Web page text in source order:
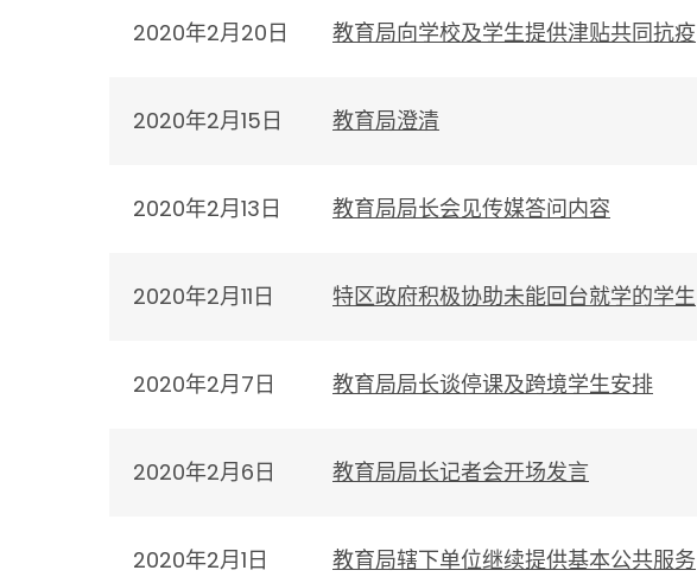
2020年2月20日 教育局向学校及学生提供津贴共同抗疫
2020年2月15日 教育局澄清
2020年2月13日 教育局局长会见传媒答问内容
2020年2月11日 特区政府积极协助未能回台就学的学生
2020年2月7日 教育局局长谈停课及跨境学生安排
2020年2月6日 教育局局长记者会开场发言
2020年2月1日 教育局辖下单位继续提供基本公共服务